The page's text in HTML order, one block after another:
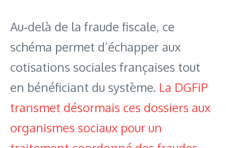
Au‑delà de la fraude fiscale, ce
schéma permet d’échapper aux
cotisations sociales françaises tout
en bénéficiant du système. La DGFiP
transmet désormais ces dossiers aux
organismes sociaux pour un